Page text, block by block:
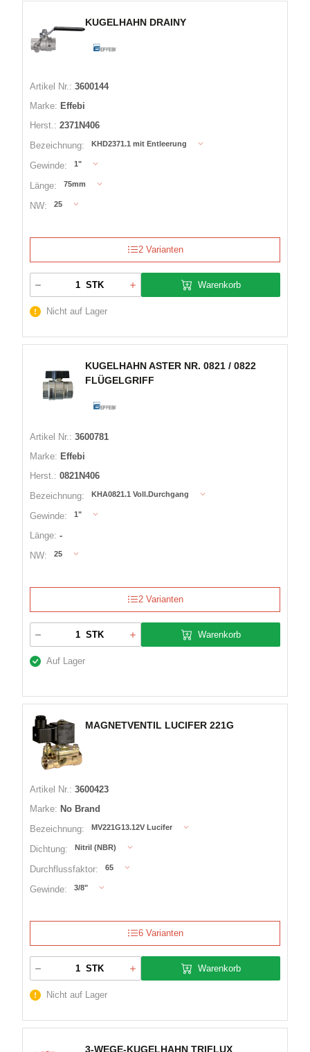
KUGELHAHN DRAINY
Artikel Nr.: 3600144
Marke: Effebi
Herst.: 2371N406
Bezeichnung:
KHD2371.1 mit Entleerung
Gewinde: 1"
Länge: 75mm
NW: 25
2 Varianten
STK Warenkorb
Nicht auf Lager
KUGELHAHN ASTER NR. 0821 / 0822
FLÜGELGRIFF
Artikel Nr.: 3600781
Marke: Effebi
Herst.: 0821N406
Bezeichnung:
KHA0821.1 Voll.Durchgang
Gewinde: 1"
Länge: -
NW:
25
2 Varianten
STK Warenkorb
Auf Lager
MAGNETVENTIL LUCIFER 221G
Artikel Nr.: 3600423
Marke: No Brand
Bezeichnung:
MV221G13.12V Lucifer
Dichtung: Nitril (NBR)
Durchflussfaktor: 65
Gewinde: 3/8"
6 Varianten
STK Warenkorb
Nicht auf Lager
3-WEGE-KUGELHAHN TRIFLUX